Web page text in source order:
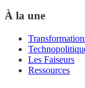
À la une
Les Faiseurs
Ressources